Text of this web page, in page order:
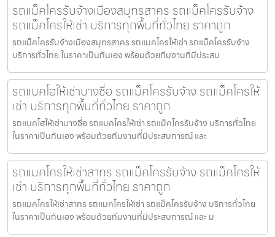
รถแม็คโครรับจ้างเมืองสมุทรสาคร รถแม็คโครรับจ้าง
รถแม็คโครให้เช่า บริการทุกพื้นที่ทั่วไทย ราคาถูก
รถแม็คโครรับจ้างเมืองสมุทรสาคร รถแมคโครให้เช่า รถแม็คโครรับจ้าง
บริการทั่วไทย ในราคาเป็นกันเอง พร้อมด้วยทีมงานที่มีประสบ
รถแบคโฮให้เช่าบางซื่อ รถแม็คโครรับจ้าง รถแม็คโครให้
เช่า บริการทุกพื้นที่ทั่วไทย ราคาถูก
รถแบคโฮให้เช่าบางซื่อ รถแมคโครให้เช่า รถแม็คโครรับจ้าง บริการทั่วไทย
ในราคาเป็นกันเอง พร้อมด้วยทีมงานที่มีประสบการณ์ และ
รถแมคโครให้เช่าสาทร รถแม็คโครรับจ้าง รถแม็คโครให้
เช่า บริการทุกพื้นที่ทั่วไทย ราคาถูก
รถแมคโครให้เช่าสาทร รถแมคโครให้เช่า รถแม็คโครรับจ้าง บริการทั่วไทย
ในราคาเป็นกันเอง พร้อมด้วยทีมงานที่มีประสบการณ์ และ ม